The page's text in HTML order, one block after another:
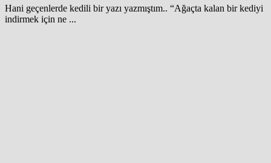
Hani geçenlerde kedili bir yazı yazmıştım.. “Ağaçta kalan bir kediyi
indirmek için ne ...